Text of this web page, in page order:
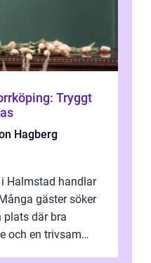
Tryggt
Hagberg
Halmstad handlar
gäster söker
plats där bra
och en trivsam